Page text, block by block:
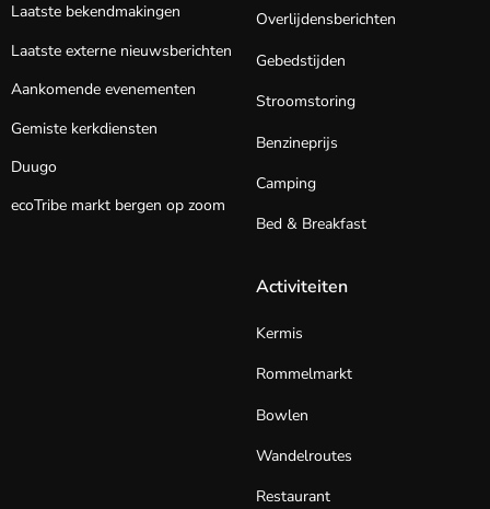
Laatste bekendmakingen
Laatste externe nieuwsberichten
Aankomende evenementen
Gemiste kerkdiensten
Duugo
ecoTribe markt bergen op zoom
Overlijdensberichten
Gebedstijden
Stroomstoring
Benzineprijs
Camping
Bed & Breakfast
Activiteiten
Kermis
Rommelmarkt
Bowlen
Wandelroutes
Restaurant